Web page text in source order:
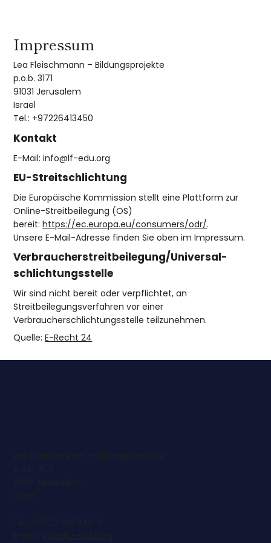
Impressum
Lea Fleischmann – Bildungsprojekte
p.o.b. 3171
91031 Jerusalem
Israel
Tel.: +97226413450
Kontakt
E-Mail:info@lf-edu.org
EU-Streitschlichtung
Die Europäische Kommission stellt eine Plattform zur
Online-Streitbeilegung (OS)
bereit:https://ec.europa.eu/consumers/odr/.
Unsere E-Mail-Adresse finden Sie oben im Impressum.
Verbraucher­streit­beilegung/Universal­
schlichtungs­stelle
Wir sind nicht bereit oder verpflichtet, an
Streitbeilegungsverfahren vor einer
Verbraucherschlichtungsstelle teilzunehmen.
Quelle:E-Recht 24